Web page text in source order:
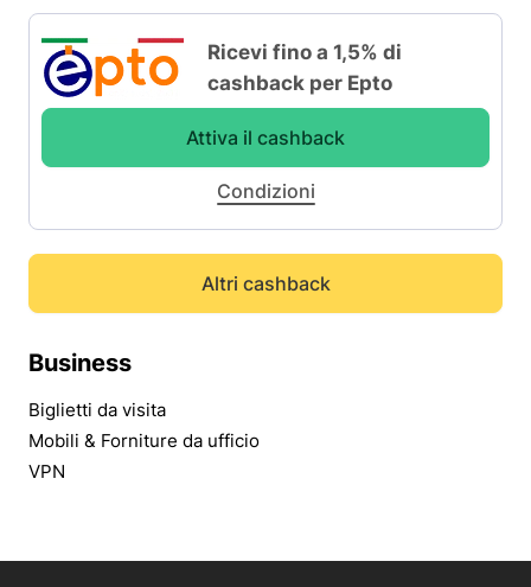
Ricevi fino a 1,5% di
cashback per Epto
Attiva il cashback
Condizioni
Altri cashback
Business
Biglietti da visita
Mobili & Forniture da ufficio
VPN